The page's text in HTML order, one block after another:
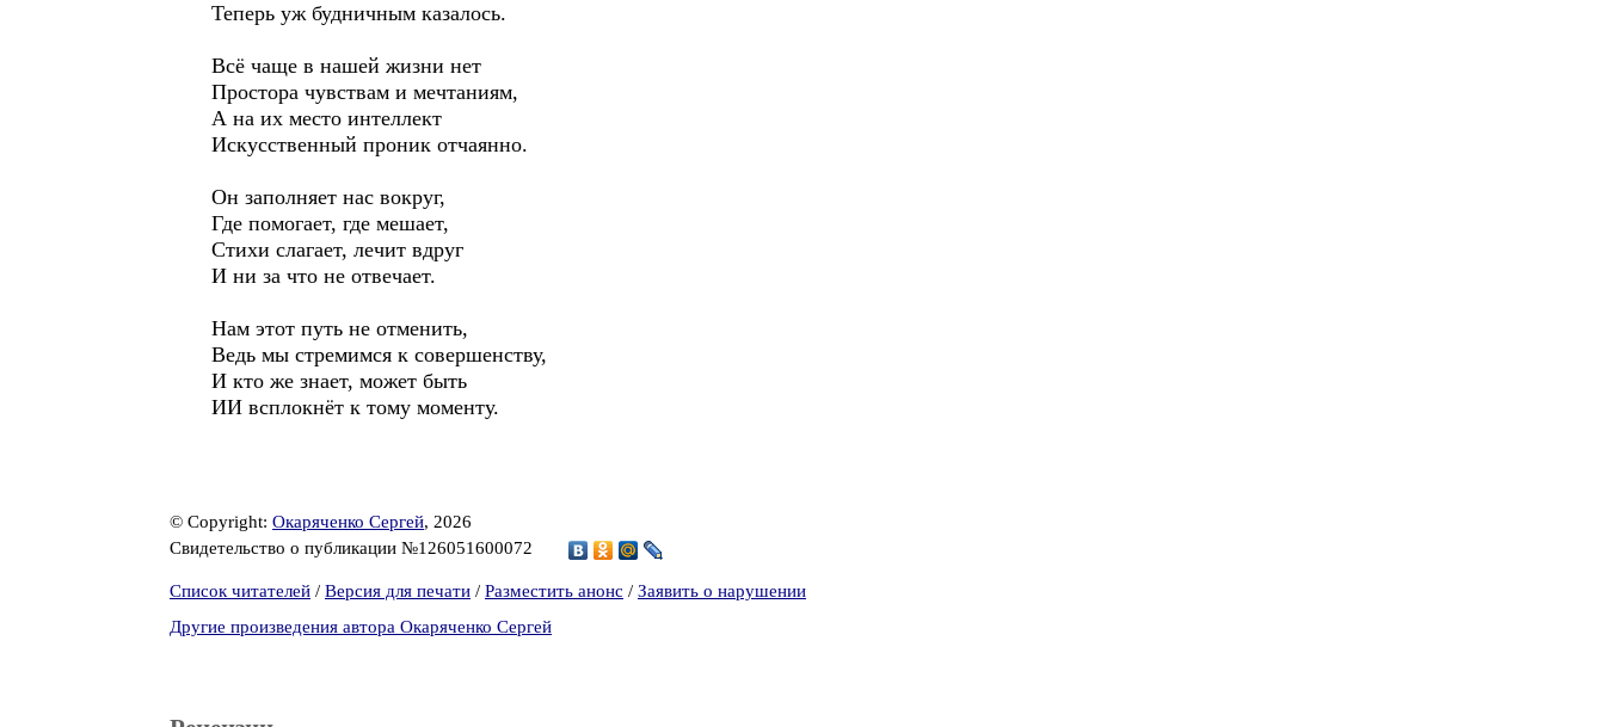
Теперь уж будничным казалось.
Всё чаще в нашей жизни нет
Простора чувствам и мечтаниям,
А на их место интеллект
Искусственный проник отчаянно.
Он заполняет нас вокруг,
Где помогает, где мешает,
Стихи слагает, лечит вдруг
И ни за что не отвечает.
Нам этот путь не отменить,
Ведь мы стремимся к совершенству,
И кто же знает, может быть
ИИ всплокнёт к тому моменту.
© Copyright: Окаряченко Сергей, 2026
Свидетельство о публикации №126051600072
Список читателей / Версия для печати / Разместить анонс / Заявить о нарушении
Другие произведения автора Окаряченко Сергей